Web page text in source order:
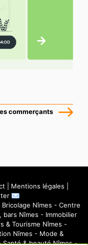
commerçants
Mentions légales
Bricolage Nîmes - Centre
bars Nîmes - Immobilier
& Tourisme Nîmes -
Nîmes - Mode &
Santé & beauté Nîmes-